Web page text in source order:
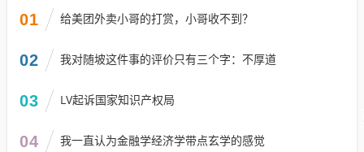
01 给美团外卖小哥的打赏，小哥收不到？
02 我对随坡这件事的评价只有三个字：不厚道
03 LV起诉国家知识产权局
04 我一直认为金融学经济学带点玄学的感觉